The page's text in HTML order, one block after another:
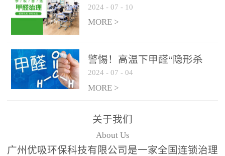
厅关于加强学校新建校舍室
内空气质量管理通知
2024 - 07 - 10
MORE >
警惕！高温下甲醛“隐形杀
手”来袭，你的家安全吗？
2024 - 07 - 04
MORE >
关于我们
About Us
广州优吸环保科技有限公司是一家全国连锁治理